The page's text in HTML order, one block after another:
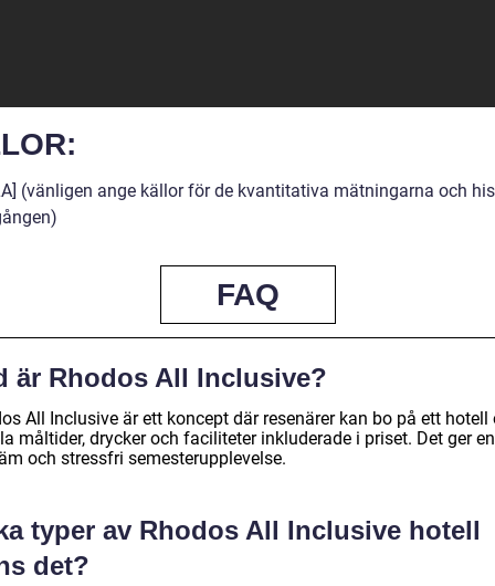
(vänligen ange källor för de kvantitativa mätningarna och
FAQ
är Rhodos All Inclusive?
All Inclusive är ett koncept där resenärer kan bo på ett hotell
måltider, drycker och faciliteter inkluderade i priset. Det ger en
och stressfri semesterupplevelse.
typer av Rhodos All Inclusive hotell
det?